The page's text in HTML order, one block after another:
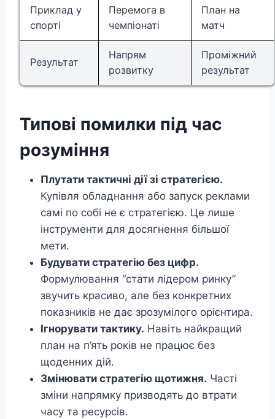
Приклад у
спорті
Перемога в
чемпіонаті
План на
матч
Результат
Напрям
розвитку
Проміжний
результат
Типові помилки під час
розуміння
Плутати тактичні дії зі стратегією.
Купівля обладнання або запуск реклами
самі по собі не є стратегією. Це лише
інструменти для досягнення більшої
мети.
Будувати стратегію без цифр.
Формулювання “стати лідером ринку”
звучить красиво, але без конкретних
показників не дає зрозумілого орієнтира.
Ігнорувати тактику. Навіть найкращий
план на п’ять років не працює без
щоденних дій.
Змінювати стратегію щотижня. Часті
зміни напрямку призводять до втрати
часу та ресурсів.